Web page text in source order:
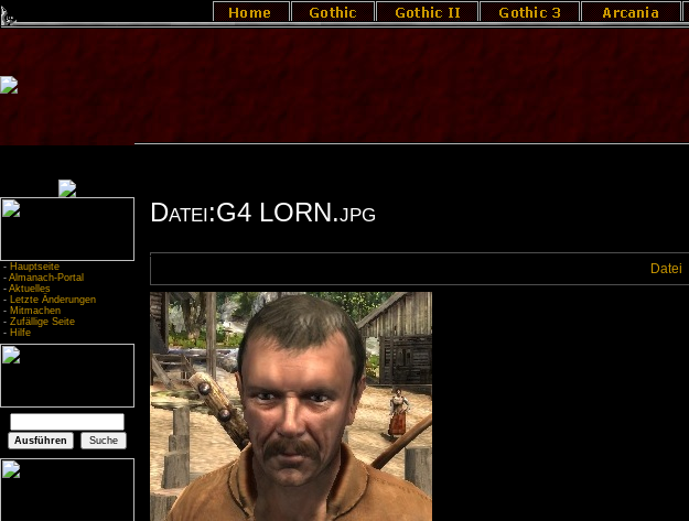
- Hauptseite
- Almanach-Portal
- Aktuelles
- Letzte Änderungen
- Mitmachen
- Zufällige Seite
- Hilfe
Datei:G4 LORN.jpg
Datei